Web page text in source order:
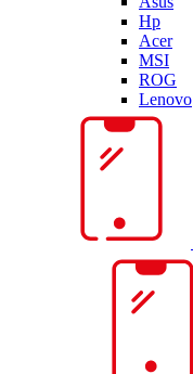
Hp
Acer
MSI
ROG
Lenovo